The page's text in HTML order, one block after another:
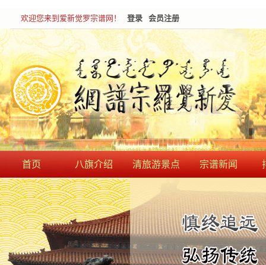
欢迎您来到爱新觉罗宗谱网！ 登录 会员注册
首页 八旗介绍 清旅游景点 宗谱新闻